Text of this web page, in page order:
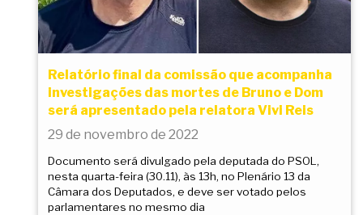
Relatório final da comissão que acompanha
investigações das mortes de Bruno e Dom
será apresentado pela relatora Vivi Reis
29 de novembro de 2022
Documento será divulgado pela deputada do PSOL,
nesta quarta-feira (30.11), às 13h, no Plenário 13 da
Câmara dos Deputados, e deve ser votado pelos
parlamentares no mesmo dia